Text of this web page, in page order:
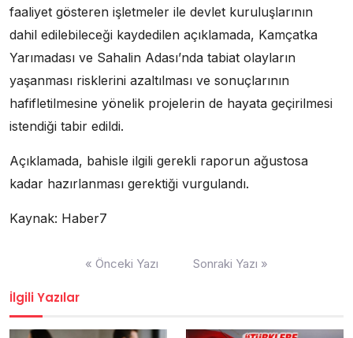
faaliyet gösteren işletmeler ile devlet kuruluşlarının
dahil edilebileceği kaydedilen açıklamada, Kamçatka
Yarımadası ve Sahalin Adası’nda tabiat olayların
yaşanması risklerini azaltılması ve sonuçlarının
hafifletilmesine yönelik projelerin de hayata geçirilmesi
istendiği tabir edildi.
Açıklamada, bahisle ilgili gerekli raporun ağustosa
kadar hazırlanması gerektiği vurgulandı.
Kaynak: Haber7
« Önceki Yazı Sonraki Yazı »
İlgili Yazılar